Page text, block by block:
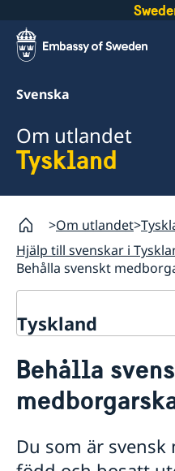
Svenska
Om utlandet
Tyskland
Om utlandet
Hjälp till svenskar i
Behålla svenskt
Tyskland
Hjälp till svenskar i
Rösta i Tyskland
Ansökan om pass och
Behålla svenskt
Behålla
Du som är